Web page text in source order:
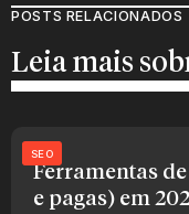
POSTS RELACIONADOS
Leia mais
SEO
Ferramentas
e pagas) em